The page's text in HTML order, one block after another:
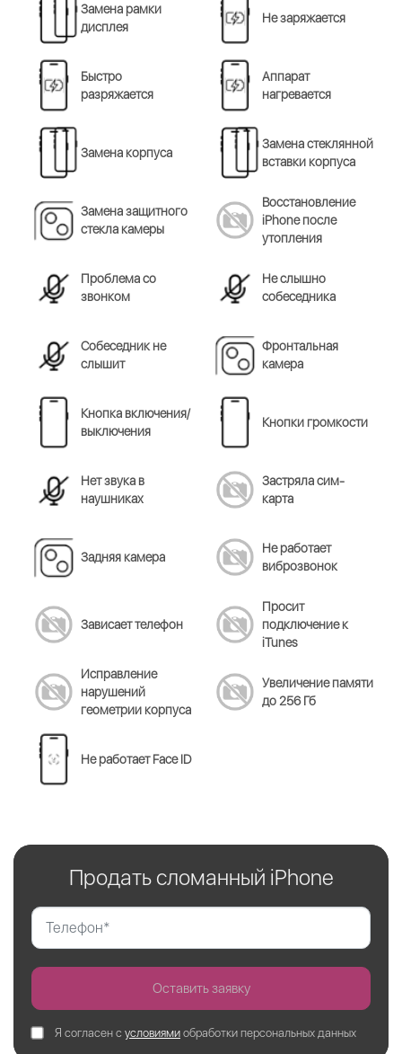
Замена рамки
дисплея
Не заряжается
Быстро
разряжается
Аппарат
нагревается
Замена корпуса
Замена стеклянной
вставки корпуса
Замена защитного
стекла камеры
Восстановление
iPhone после
утопления
Проблема со
звонком
Не слышно
собеседника
Cобеседник не
слышит
Фронтальная
камера
Кнопка включения/
выключения
Кнопки громкости
Нет звука в
наушниках
Застряла сим-
карта
Задняя камера
Не работает
виброзвонок
Зависает телефон
Просит
подключение к
iTunes
Исправление
нарушений
геометрии корпуса
Увеличение памяти
до 256 Гб
Не работает Face ID
Продать сломанный iPhone
Оставить заявку
Я согласен с условиями обработки персональных данных